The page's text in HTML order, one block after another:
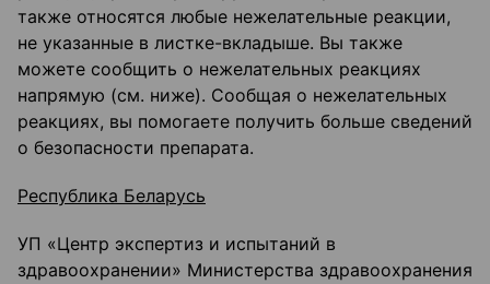
также относятся любые нежелательные реакции,
не указанные в листке-вкладыше. Вы также
можете сообщить о нежелательных реакциях
напрямую (см. ниже). Сообщая о нежелательных
реакциях, вы помогаете получить больше сведений
о безопасности препарата.
Республика Беларусь
УП «Центр экспертиз и испытаний в
здравоохранении» Министерства здравоохранения